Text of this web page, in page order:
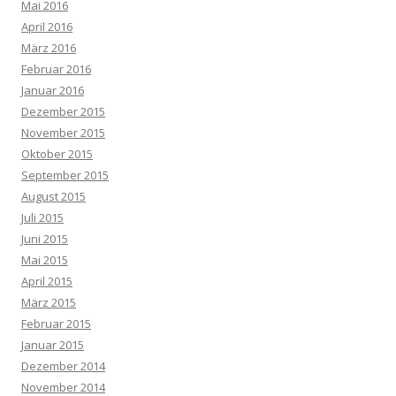
Mai 2016
April 2016
März 2016
Februar 2016
Januar 2016
Dezember 2015
November 2015
Oktober 2015
September 2015
August 2015
Juli 2015
Juni 2015
Mai 2015
April 2015
März 2015
Februar 2015
Januar 2015
Dezember 2014
November 2014